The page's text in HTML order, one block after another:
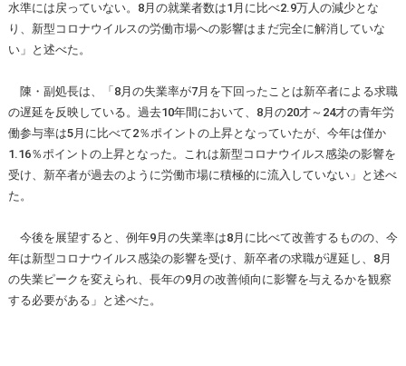
水準には戻っていない。8月の就業者数は1月に比べ2.9万人の減少とな
り、新型コロナウイルスの労働市場への影響はまだ完全に解消していな
い」と述べた。
陳・副処長は、「8月の失業率が7月を下回ったことは新卒者による求職
の遅延を反映している。過去10年間において、8月の20才～24才の青年労
働参与率は5月に比べて2％ポイントの上昇となっていたが、今年は僅か
1.16％ポイントの上昇となった。これは新型コロナウイルス感染の影響を
受け、新卒者が過去のように労働市場に積極的に流入していない」と述べ
た。
今後を展望すると、例年9月の失業率は8月に比べて改善するものの、今
年は新型コロナウイルス感染の影響を受け、新卒者の求職が遅延し、8月
の失業ピークを変えられ、長年の9月の改善傾向に影響を与えるかを観察
する必要がある」と述べた。